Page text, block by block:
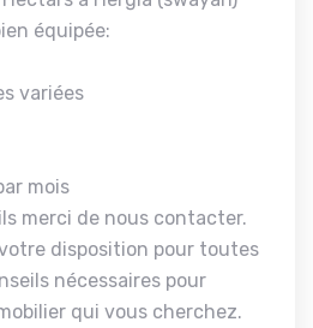
équipée:
variées
mois
merci de nous contacter.
disposition pour toutes
nécessaires pour
qui vous cherchez.